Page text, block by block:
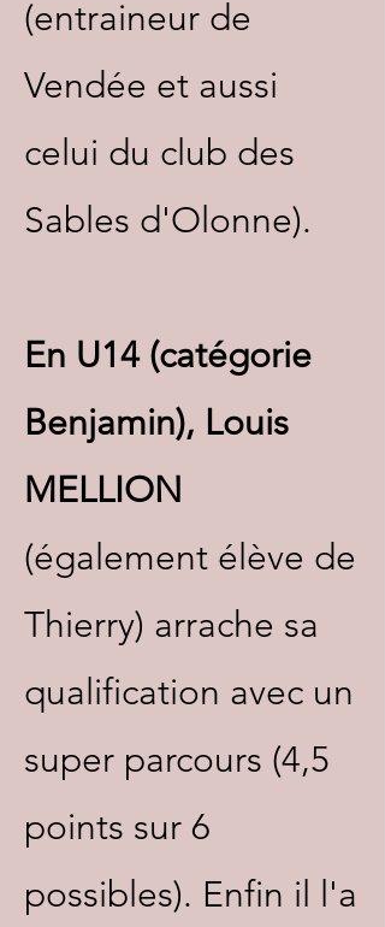
(entraineur de
Vendée et aussi
celui du club des
Sables d'Olonne).
En U14 (catégorie
Benjamin), Louis
MELLION
(également élève de
Thierry) arrache sa
qualification avec un
super parcours (4,5
points sur 6
possibles). Enfin il l'a